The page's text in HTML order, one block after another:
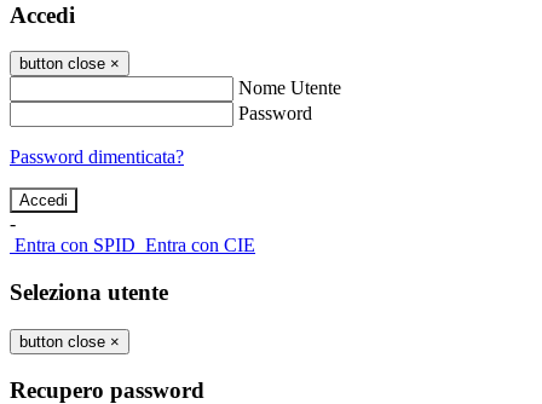
Accedi
button close ×
Nome Utente
Password
Password dimenticata?
-
Entra con SPID Entra con CIE
Seleziona utente
button close ×
Recupero password